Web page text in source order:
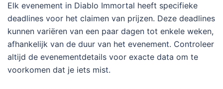
Elk evenement in Diablo Immortal heeft specifieke
deadlines voor het claimen van prijzen. Deze deadlines
kunnen variëren van een paar dagen tot enkele weken,
afhankelijk van de duur van het evenement. Controleer
altijd de evenementdetails voor exacte data om te
voorkomen dat je iets mist.